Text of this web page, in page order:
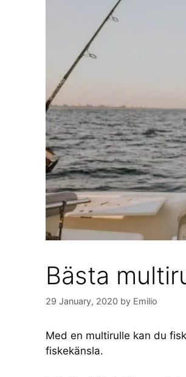
Bästa
29 January, 2020 by Emilio
Med en multirulle kan du
fiskekänsla.